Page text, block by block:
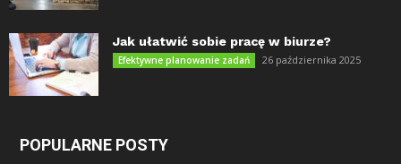
Jak ułatwić sobie pracę w biurze?
Efektywne planowanie zadań 26 października 2025
POPULARNE POSTY